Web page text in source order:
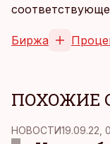
Биржа
ПОХОЖИЕ
НОВОСТИ19.09.22,